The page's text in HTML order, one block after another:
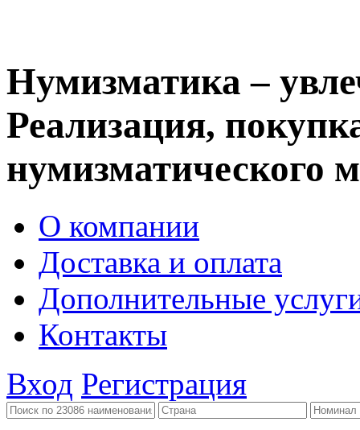
Нумизматика –
Реализация,
нумизматического
О компании
Доставка и оплата
Дополнительные
Контакты
Вход Регистрация